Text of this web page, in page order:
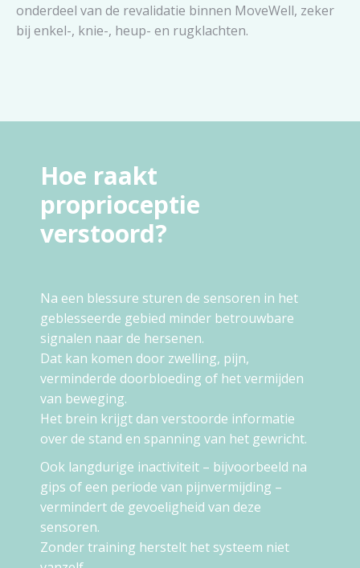
onderdeel van de revalidatie binnen MoveWell, zeker
bij enkel-, knie-, heup- en rugklachten.
Hoe raakt
proprioceptie
verstoord?
Na een blessure sturen de sensoren in het
geblesseerde gebied minder betrouwbare
signalen naar de hersenen.
Dat kan komen door zwelling, pijn,
verminderde doorbloeding of het vermijden
van beweging.
Het brein krijgt dan verstoorde informatie
over de stand en spanning van het gewricht.
Ook langdurige inactiviteit – bijvoorbeeld na
gips of een periode van pijnvermijding –
vermindert de gevoeligheid van deze
sensoren.
Zonder training herstelt het systeem niet